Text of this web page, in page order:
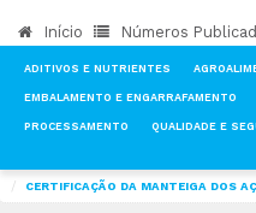
Início Números
ADITIVOS E NUTRIENTES
EMBALAMENTO E ENGARRAFAMENTO
PROCESSAMENTO QUALIDADE E
CERTIFICAÇÃO DA MANTEIGA DOS